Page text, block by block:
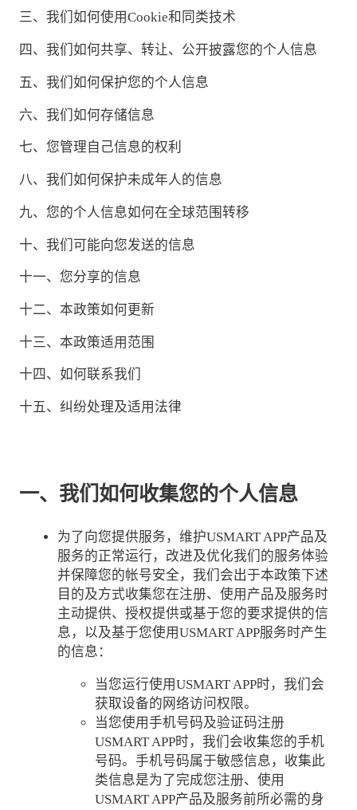
三、我们如何使用Cookie和同类技术
四、我们如何共享、转让、公开披露您的个人信息
五、我们如何保护您的个人信息
六、我们如何存储信息
七、您管理自己信息的权利
八、我们如何保护未成年人的信息
九、您的个人信息如何在全球范围转移
十、我们可能向您发送的信息
十一、您分享的信息
十二、本政策如何更新
十三、本政策适用范围
十四、如何联系我们
十五、纠纷处理及适用法律
一、我们如何收集您的个人信息
为了向您提供服务，维护USMART APP产品及
服务的正常运行，改进及优化我们的服务体验
并保障您的帐号安全，我们会出于本政策下述
目的及方式收集您在注册、使用产品及服务时
主动提供、授权提供或基于您的要求提供的信
息，以及基于您使用USMART APP服务时产生
的信息：
当您运行使用USMART APP时，我们会
获取设备的网络访问权限。
当您使用手机号码及验证码注册
USMART APP时，我们会收集您的手机
号码。手机号码属于敏感信息，收集此
类信息是为了完成您注册、使用
USMART APP产品及服务前所必需的身